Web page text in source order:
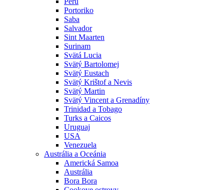
Portoriko
Saba
Salvador
Sint Maarten
Surinam
Svätá Lucia
Svätý Bartolomej
Svätý Eustach
Svätý Krištof a Nevis
Svätý Martin
Svätý Vincent a Grenadíny
Trinidad a Tobago
Turks a Caicos
Uruguaj
USA
Venezuela
Austrália a Oceánia
Americká Samoa
Austrália
Bora Bora